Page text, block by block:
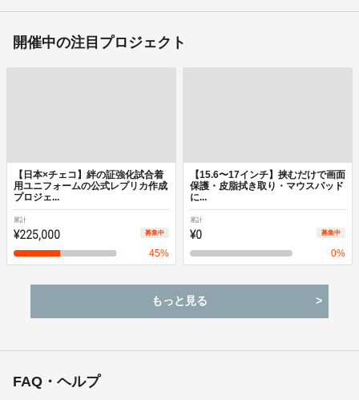
開催中の注目プロジェクト
【日本×チェコ】絆の証強化試合着
用ユニフォームの公式レプリカ作成
プロジェ...
累計
¥225,000 募集中
45%
【15.6〜17インチ】挟むだけで画面
保護・皮脂拭き取り・マウスパッド
に...
累計
¥0 募集中
0%
もっと見る
FAQ・ヘルプ